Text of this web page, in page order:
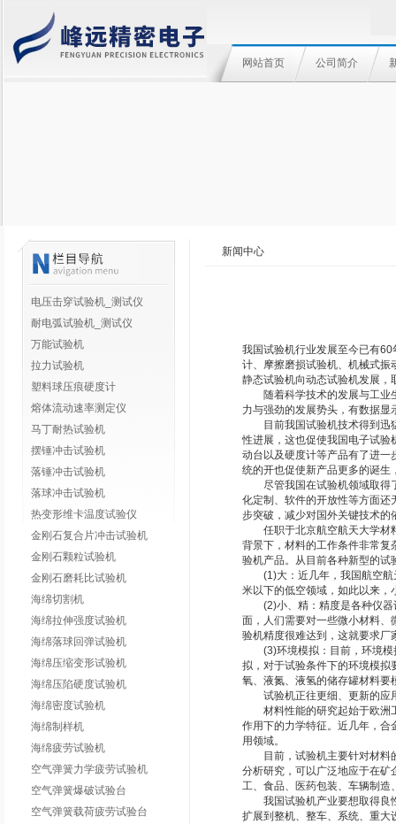
网站首页 公司简介
电压击穿试验机_测试仪
耐电弧试验机_测试仪
万能试验机
拉力试验机
塑料球压痕硬度计
熔体流动速率测定仪
马丁耐热试验机
摆锤冲击试验机
落锤冲击试验机
落球冲击试验机
热变形维卡温度试验仪
金刚石复合片冲击试验机
金刚石颗粒试验机
金刚石磨耗比试验机
海绵切割机
海绵拉伸强度试验机
海绵落球回弹试验机
海绵压缩变形试验机
海绵压陷硬度试验机
海绵密度试验机
海绵制样机
海绵疲劳试验机
空气弹簧力学疲劳试验机
空气弹簧爆破试验台
空气弹簧载荷疲劳试验台
新闻中心
我国试验机行业发展至今已有
计、摩擦磨损试验机、机械式振
静态试验机向动态试验机发展，
随着科学技术的发展与工业生
力与强劲的发展势头，有数据
目前我国试验机技术得到迅猛
性进展，这也促使我国电子试验
动台以及硬度计等产品有了进一
统的开也促使新产品更多的诞生
尽管我国在试验机领域取得了
化定制、软件的开放性等方面还
步突破，减少对国外关键技术的
任职于北京航空航天大学材料
背景下，材料的工作条件非常复
验机产品。从目前各种新型的试
(1)大：近几年，我国航空航
米以下的低空领域，如此以来，
(2)小、精：精度是各种仪器
面，人们需要对一些微小材料
验机精度很难达到，这就要求厂
(3)环境模拟：目前，环境模
拟，对于试验条件下的环境模拟
氧、液氮、液氢的储存罐材料要
试验机正往更细、更新的应
材料性能的研究起始于欧洲工
作用下的力学特征。近几年，合
用领域。
目前，试验机主要针对材料的
分析研究，可以广泛地应于在矿
工、食品、医药包装、车辆制造
我国试验机产业要想取得良性
扩展到整机、整车、系统、重大